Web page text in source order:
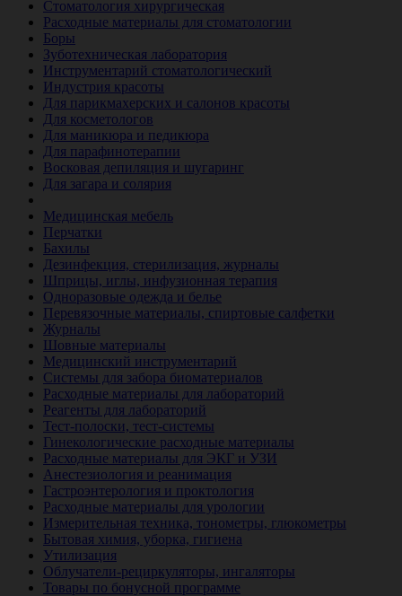
Стоматология хирургическая
Расходные материалы для стоматологии
Боры
Зуботехническая лаборатория
Инструментарий стоматологический
Индустрия красоты
Для парикмахерских и салонов красоты
Для косметологов
Для маникюра и педикюра
Для парафинотерапии
Восковая депиляция и шугаринг
Для загара и солярия
Медицинская мебель
Перчатки
Бахилы
Дезинфекция, стерилизация, журналы
Шприцы, иглы, инфузионная терапия
Одноразовые одежда и белье
Перевязочные материалы, спиртовые салфетки
Журналы
Шовные материалы
Медицинский инструментарий
Системы для забора биоматериалов
Расходные материалы для лабораторий
Реагенты для лабораторий
Тест-полоски, тест-системы
Гинекологические расходные материалы
Расходные материалы для ЭКГ и УЗИ
Анестезиология и реанимация
Гастроэнтерология и проктология
Расходные материалы для урологии
Измерительная техника, тонометры, глюкометры
Бытовая химия, уборка, гигиена
Утилизация
Облучатели-рециркуляторы, ингаляторы
Товары по бонусной программе